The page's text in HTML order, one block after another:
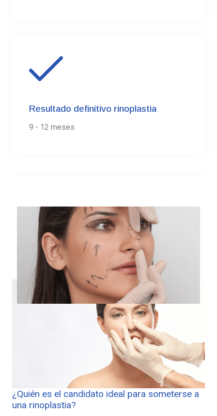
Resultado definitivo rinoplastia
9 - 12 meses
¿Quién es el candidato ideal para someterse a
una rinoplastia?